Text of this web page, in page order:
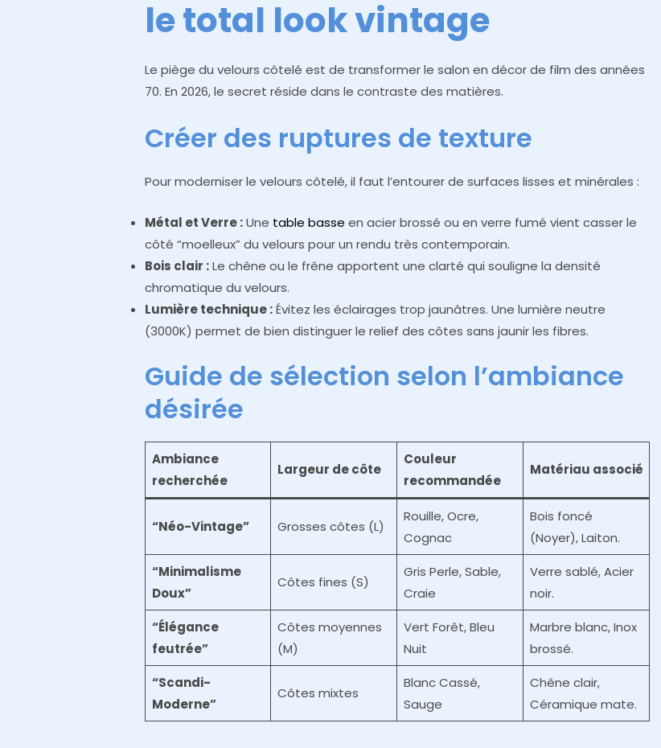
le total look vintage
Le piège du velours côtelé est de transformer le salon en décor de film des années
70. En 2026, le secret réside dans le contraste des matières.
Créer des ruptures de texture
Pour moderniser le velours côtelé, il faut l’entourer de surfaces lisses et minérales :
Métal et Verre :Une table basse en acier brossé ou en verre fumé vient casser le
côté “moelleux” du velours pour un rendu très contemporain.
Bois clair :Le chêne ou le frêne apportent une clarté qui souligne la densité
chromatique du velours.
Lumière technique :Évitez les éclairages trop jaunâtres. Une lumière neutre
(3000K) permet de bien distinguer le relief des côtes sans jaunir les fibres.
Guide de sélection selon l’ambiance
désirée
Ambiance
recherchée
Largeur de côte
Couleur
recommandée
Matériau associé
“Néo-Vintage” Grosses côtes (L)
Rouille, Ocre,
Cognac
Bois foncé
(Noyer), Laiton.
“Minimalisme
Doux”
Côtes fines (S)
Gris Perle, Sable,
Craie
Verre sablé, Acier
noir.
“Élégance
feutrée”
Côtes moyennes
(M)
Vert Forêt, Bleu
Nuit
Marbre blanc, Inox
brossé.
“Scandi-
Moderne”
Côtes mixtes
Blanc Cassé,
Sauge
Chêne clair,
Céramique mate.